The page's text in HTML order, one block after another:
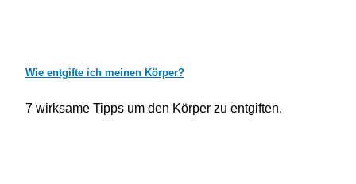
Wie entgifte ich meinen Körper?
7 wirksame Tipps um den Körper zu entgiften.